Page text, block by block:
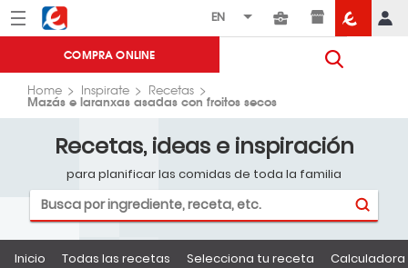
Menú Eroski
COMPRA ONLINE
Home Inspirate Recetas
Mazás e laranxas asadas con froitos secos
Recetas, ideas e inspiración
para planificar las comidas de toda la familia
Inicio Todas las recetas Selecciona tu receta